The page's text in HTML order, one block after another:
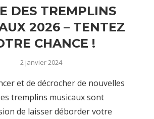
DES TREMPLINS
2026 – TENTEZ
CHANCE !
2 janvier 2024
et de décrocher de nouvelles
tremplins musicaux sont
de laisser déborder votre